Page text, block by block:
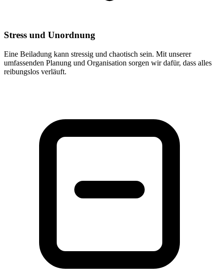
Stress und Unordnung
Eine Beiladung kann stressig und chaotisch sein. Mit unserer
umfassenden Planung und Organisation sorgen wir dafür, dass alles
reibungslos verläuft.